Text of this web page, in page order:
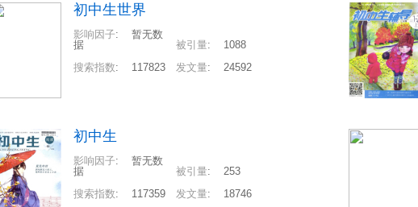
初中生世界
影响因子:
暂无数
据
被引量:
1088
搜索指数: 117823 发文量: 24592
初中生
影响因子:
暂无数
据
被引量:
253
搜索指数: 117359 发文量: 18746